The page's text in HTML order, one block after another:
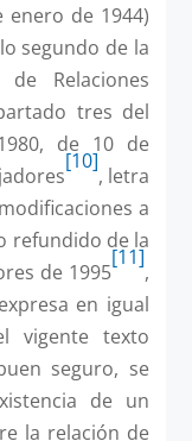
de 1944)
segundo de la
Relaciones
tres del
de 10 de
[10]
, letra
a
refundido de la
de 1995
[11]
,
en igual
vigente texto
seguro, se
de un
la relación de